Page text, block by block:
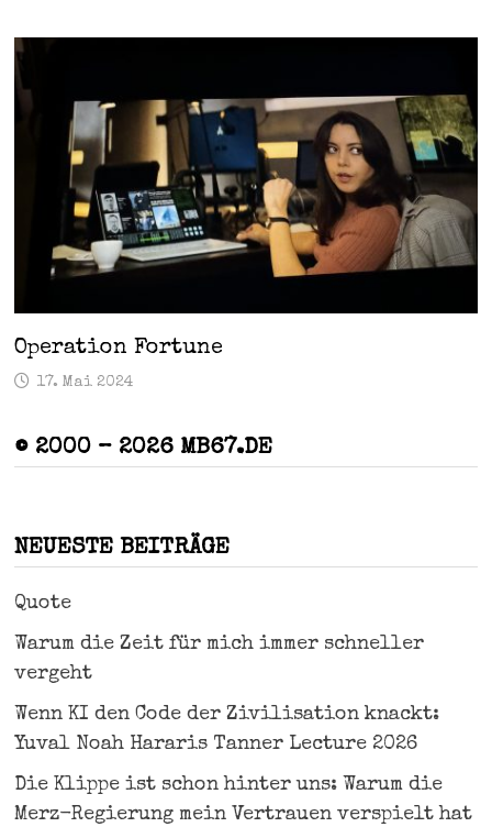
Operation Fortune
17. Mai 2024
© 2000 – 2026 MB67.DE
NEUESTE BEITRÄGE
Quote
Warum die Zeit für mich immer schneller
vergeht
Wenn KI den Code der Zivilisation knackt:
Yuval Noah Hararis Tanner Lecture 2026
Die Klippe ist schon hinter uns: Warum die
Merz-Regierung mein Vertrauen verspielt hat